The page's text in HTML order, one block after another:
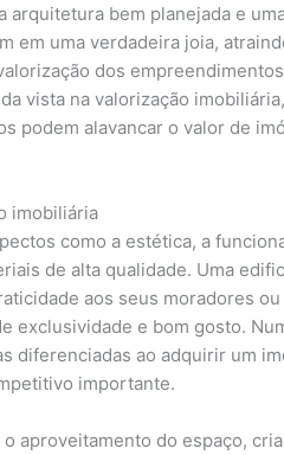
arquitetura bem planejada e
em uma verdadeira joia,
dos
vista na valorização
podem alavancar o valor de
imobiliária
como a estética, a
de alta qualidade. Uma
aos seus moradores ou
exclusividade e bom gosto.
diferenciadas ao adquirir um
importante.
aproveitamento do espaço,